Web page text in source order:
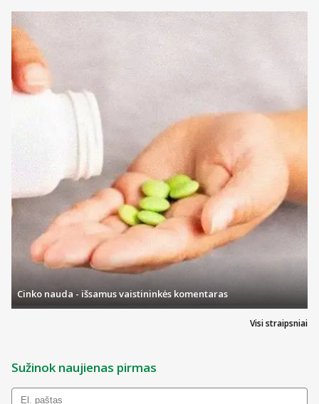
Visi straipsniai
Cinko nauda - išsamus vaistininkės komentaras
Sužinok naujienas pirmas